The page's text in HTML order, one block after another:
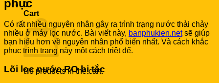
0
Cart
No products in the cart.
phục
Có rất nhiều nguyên nhân gây ra trình trạng nước thải chảy
nhiều ở máy lọc nước. Bài viết này, banphukien.netsẽ giúp
bạn hiểu hơn về nguyên nhân phổ biến nhất. Và cách khắc
phục trình trạng này một cách triệt để.
Lõi lọc nước RO bị tắc